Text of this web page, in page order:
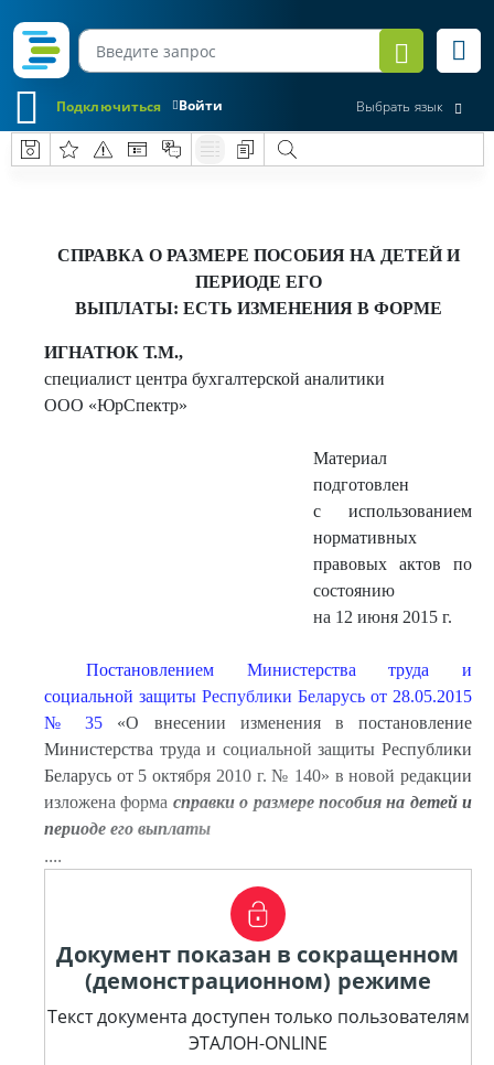
Войти
Подключиться Выбрать язык
СПРАВКА О РАЗМЕРЕ ПОСОБИЯ НА ДЕТЕЙ И
ПЕРИОДЕ ЕГО
ВЫПЛАТЫ: ЕСТЬ ИЗМЕНЕНИЯ В ФОРМЕ
ИГНАТЮК Т.М.,
специалист центра бухгалтерской аналитики
ООО «ЮрСпектр»
Материал
подготовлен
с использованием
нормативных
правовых актов по
состоянию
на 12 июня 2015 г.
Постановлением Министерства труда и
социальной защиты Республики Беларусь от 28.05.2015
№ 35 «О внесении изменения в постановление
Министерства труда и социальной защиты Республики
Беларусь от 5 октября 2010 г. № 140» в новой редакции
изложена форма справки о размере пособия на детей и
периоде его выплаты
....
Документ показан в сокращенном
(демонстрационном) режиме
Текст документа доступен только пользователям
ЭТАЛОН-ONLINE